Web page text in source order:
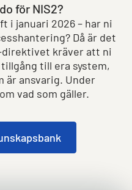
för NIS2?
i januari 2026 – har ni
Då är det
kräver att ni
till era system,
är ansvarig. Under
vad som gäller.